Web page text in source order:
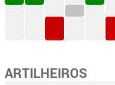
ARTILHEIROS